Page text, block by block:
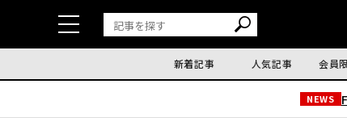
新着記事 人気記事 会員
NEWS